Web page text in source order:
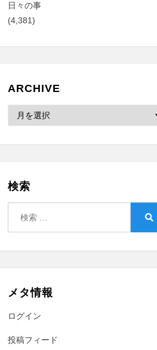
日々の事
(4,381)
ARCHIVE
Archive
検索
メタ情報
ログイン
投稿フィード